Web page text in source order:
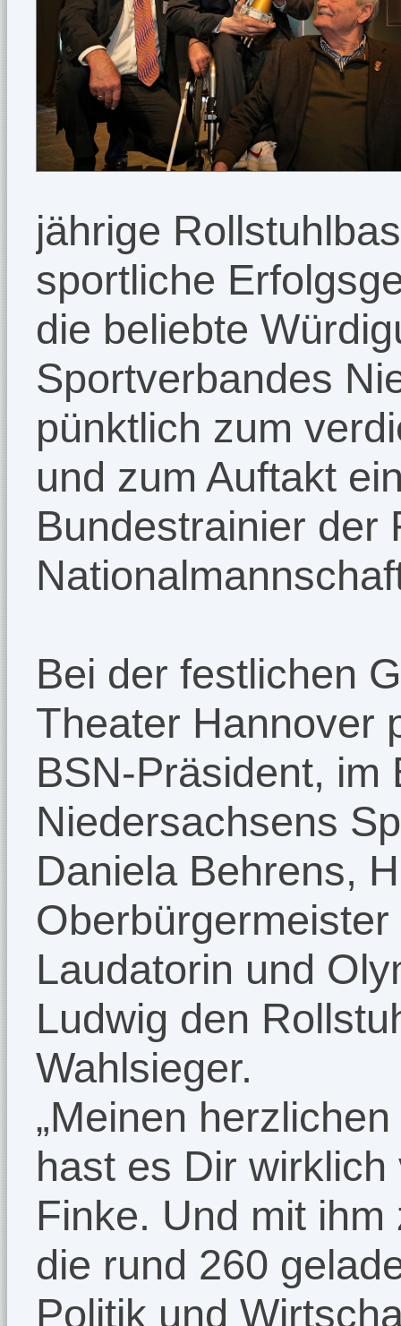
jährige
sportliche
die beliebte
Sportverbandes
pünktlich zum
und zum Auftakt
Bundestrainier der
Bei der festlichen
Theater Hannover
BSN-Präsident, im
Niedersachsens
Daniela Behrens,
Laudatorin und
Ludwig den
Wahlsieger.
„Meinen
hast es Dir wirklich
Finke. Und mit
die rund 260
Politik und